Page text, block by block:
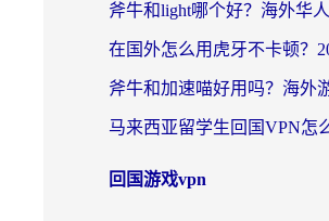
回国游戏vpn